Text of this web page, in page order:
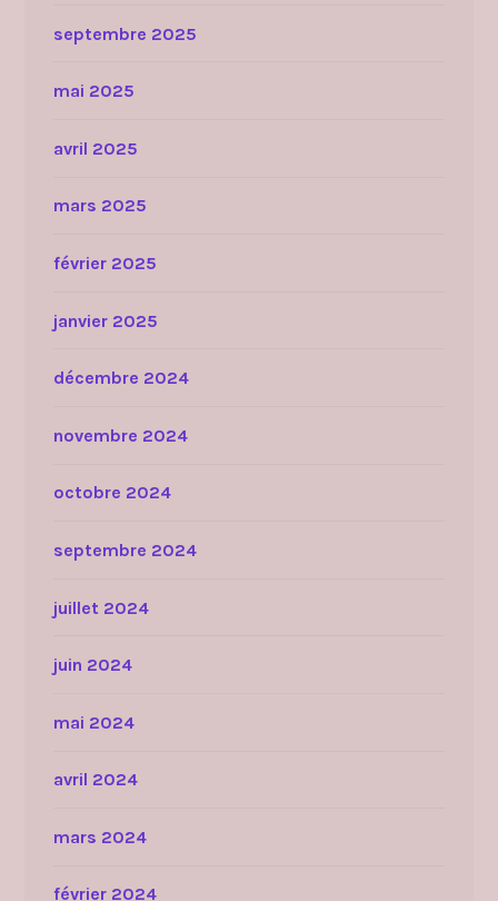
septembre 2025
mai 2025
avril 2025
mars 2025
février 2025
janvier 2025
décembre 2024
novembre 2024
octobre 2024
septembre 2024
juillet 2024
juin 2024
mai 2024
avril 2024
mars 2024
février 2024